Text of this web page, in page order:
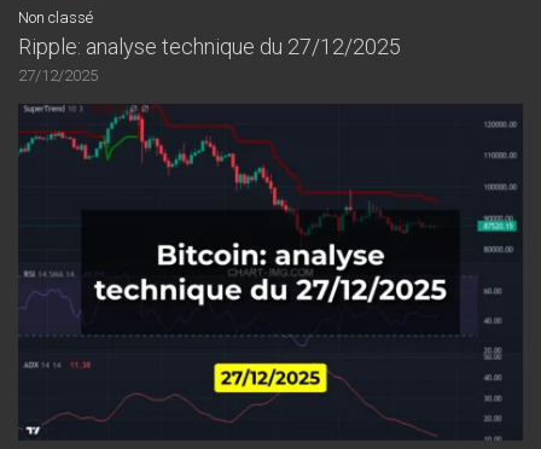
Non classé
Ripple: analyse technique du 27/12/2025
27/12/2025